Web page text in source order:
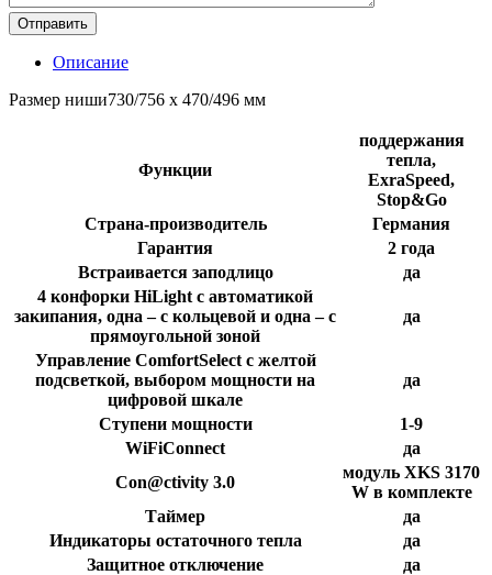
Описание
Размер ниши730/756 х 470/496 мм
Функции
поддержания
тепла,
ExraSpeed,
Stop&Go
Страна-производитель
Германия
Гарантия
2 года
Встраивается заподлицо
да
4 конфорки HiLight с автоматикой
закипания, одна – с кольцевой и одна – с
прямоугольной зоной
да
Управление ComfortSelect с желтой
подсветкой, выбором мощности на
цифровой шкале
да
Ступени мощности
1-9
WiFiConnect
да
Con@ctivity 3.0
модуль XKS 3170
W в комплекте
Таймер
да
Индикаторы остаточного тепла
да
Защитное отключение
да